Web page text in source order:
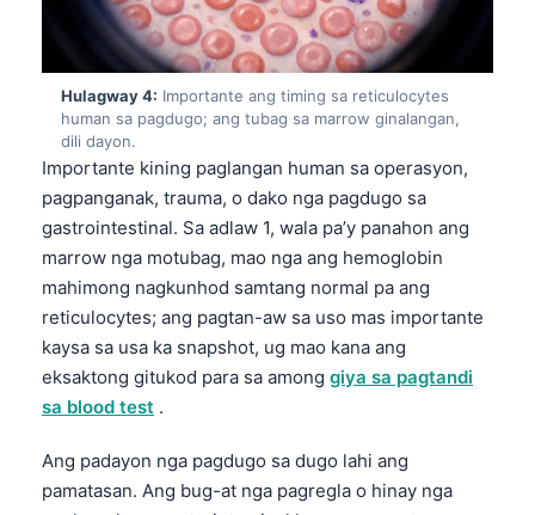
Hulagway 4: Importante ang timing sa reticulocytes
human sa pagdugo; ang tubag sa marrow ginalangan,
dili dayon.
Importante kining paglangan human sa operasyon,
pagpanganak, trauma, o dako nga pagdugo sa
gastrointestinal. Sa adlaw 1, wala pa’y panahon ang
marrow nga motubag, mao nga ang hemoglobin
mahimong nagkunhod samtang normal pa ang
reticulocytes; ang pagtan-aw sa uso mas importante
kaysa sa usa ka snapshot, ug mao kana ang
eksaktong gitukod para sa among giya sa pagtandi
sa blood test .
Ang padayon nga pagdugo sa dugo lahi ang
pamatasan. Ang bug-at nga pagregla o hinay nga